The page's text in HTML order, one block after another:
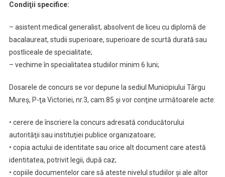
Condiţii specifice:
– asistent medical generalist, absolvent de liceu cu diplomă de
bacalaureat, studii superioare, superioare de scurtă durată sau
postliceale de specialitate;
– vechime în specialitatea studiilor minim 6 luni;
Dosarele de concurs se vor depune la sediul Municipiului Târgu
Mureş, P-ţa Victoriei, nr.3, cam.85 şi vor conţine următoarele acte:
• cerere de înscriere la concurs adresată conducătorului
autorităţii sau instituţiei publice organizatoare;
• copia actului de identitate sau orice alt document care atestă
identitatea, potrivit legii, după caz;
• copiile documentelor care să ateste nivelul studiilor şi ale altor